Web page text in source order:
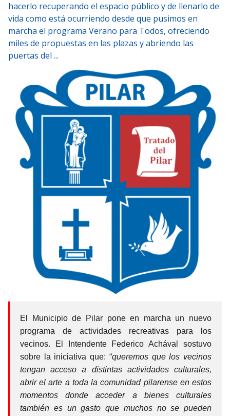
hacerlo recuperando el espacio público y de llenarlo de
vida como está ocurriendo desde que pusimos en
marcha el programa Verano para Todos, ofreciendo
miles de propuestas en las plazas y abriendo las
puertas del ...
El Municipio de Pilar pone en marcha un nuevo
programa de actividades recreativas para los
vecinos. El Intendente Federico Achával sostuvo
sobre la iniciativa que: “queremos que los vecinos
tengan acceso a distintas actividades culturales,
abrir el arte a toda la comunidad pilarense en estos
momentos donde acceder a bienes culturales
también es un gasto que muchos no se pueden